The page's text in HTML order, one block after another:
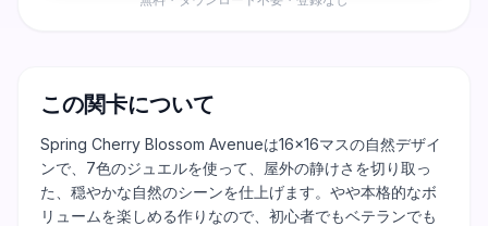
この関卡について
Spring Cherry Blossom Avenueは16×16マスの自然デザイ
ンで、7色のジュエルを使って、屋外の静けさを切り取っ
た、穏やかな自然のシーンを仕上げます。やや本格的なボ
リュームを楽しめる作りなので、初心者でもベテランでも